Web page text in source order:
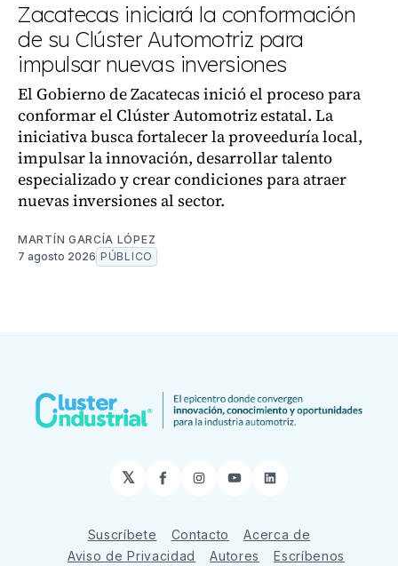
Zacatecas iniciará la conformación
de su Clúster Automotriz para
impulsar nuevas inversiones
El Gobierno de Zacatecas inició el proceso para
conformar el Clúster Automotriz estatal. La
iniciativa busca fortalecer la proveeduría local,
impulsar la innovación, desarrollar talento
especializado y crear condiciones para atraer
nuevas inversiones al sector.
MARTÍN GARCÍA LÓPEZ
7 agosto 2026 PÚBLICO
𝕏 Facebook
Instagram
YouTubeLinkedIn
Suscríbete Contacto
Acerca de
Aviso de Privacidad
Autores Escríbenos